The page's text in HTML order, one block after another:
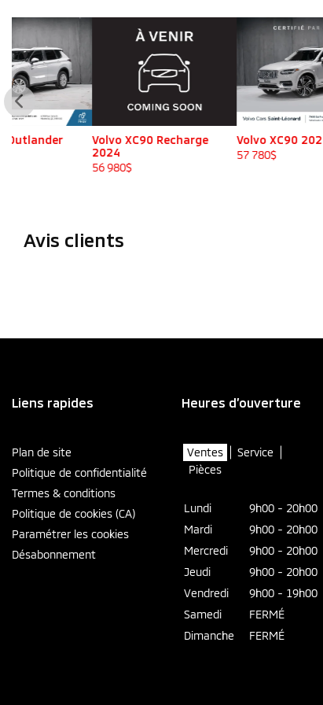
Volvo XC90 Recharge
Volvo XC90 2024
Avis clients
Liens rapides
Plan de site
Politique de confidentialité
Termes & conditions
Politique de cookies (CA)
Paramétrer les cookies
Désabonnement
Heures d’ouverture
Ventes
Service
Pièces
Lundi
9h00 - 20h00
Mardi
9h00 - 20h00
Mercredi
9h00 - 20h00
Jeudi
9h00 - 20h00
Vendredi
9h00 - 19h00
Samedi
FERMÉ
Dimanche
FERMÉ